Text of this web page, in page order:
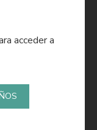
acceder a